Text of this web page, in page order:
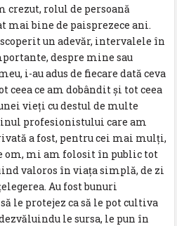
crezut, rolul de persoană
mai bine de paisprezece ani.
un adevăr, intervalele în
despre mine sau
i-au adus de fiecare dată ceva
ceea ce am dobândit şi tot ceea
vieţi cu destul de multe
profesionistului care am
a fost, pentru cei mai mulţi,
om, mi am folosit în public tot
valoros în viaţa simplă, de zi
Au fost bunuri
le protejez ca să le pot cultiva
le sursa, le pun în